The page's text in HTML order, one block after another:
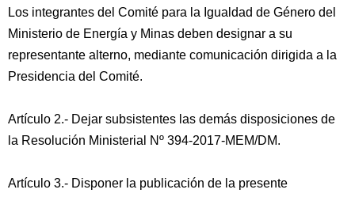
Los integrantes del Comité para la Igualdad de Género del
Ministerio de Energía y Minas deben designar a su
representante alterno, mediante comunicación dirigida a la
Presidencia del Comité.
Artículo 2.- Dejar subsistentes las demás disposiciones de
la Resolución Ministerial Nº 394-2017-MEM/DM.
Artículo 3.- Disponer la publicación de la presente